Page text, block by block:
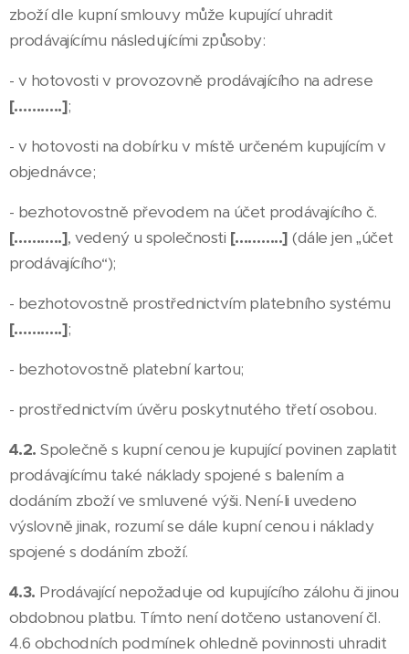
zboží dle kupní smlouvy může kupující uhradit
prodávajícímu následujícími způsoby:
- v hotovosti v provozovně prodávajícího na adrese
[………..];
- v hotovosti na dobírku v místě určeném kupujícím v
objednávce;
- bezhotovostně převodem na účet prodávajícího č.
[………..], vedený u společnosti [………..] (dále jen „účet
prodávajícího“);
- bezhotovostně prostřednictvím platebního systému
[………..];
- bezhotovostně platební kartou;
- prostřednictvím úvěru poskytnutého třetí osobou.
4.2.Společně s kupní cenou je kupující povinen zaplatit
prodávajícímu také náklady spojené s balením a
dodáním zboží ve smluvené výši. Není-li uvedeno
výslovně jinak, rozumí se dále kupní cenou i náklady
spojené s dodáním zboží.
4.3. Prodávající nepožaduje od kupujícího zálohu či jinou
obdobnou platbu. Tímto není dotčeno ustanovení čl.
4.6 obchodních podmínek ohledně povinnosti uhradit